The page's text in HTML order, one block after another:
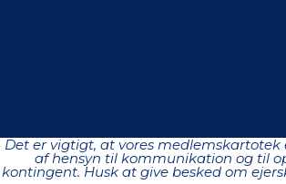
Det er vigtigt, at vores medlemskartotek
af hensyn til kommunikation og til
kontingent. Husk at give besked om